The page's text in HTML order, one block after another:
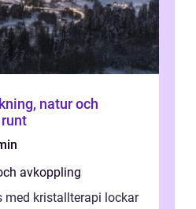
avkoppling
med kristallterapi lockar